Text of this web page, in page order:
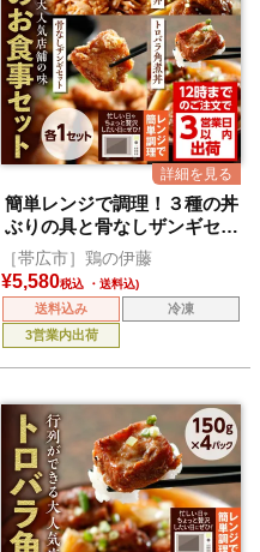
簡単レンジで調理！３種の丼
ぶりの具と骨なしザンギセッ
ト[食べレア限定セット]
［帯広市］鶏の伊藤
¥5,580税込
送料込み
冷凍
3営業内出荷